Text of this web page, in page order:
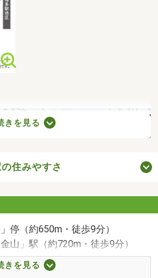
きを見る
住みやすさ
停（約650m・徒歩9分）
山」駅（約720m・徒歩9分）
隈」小学校（約640m・徒歩8
きを見る